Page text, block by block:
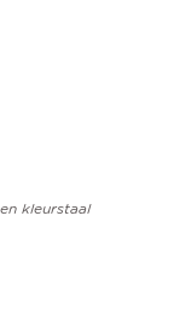
kleurstaal